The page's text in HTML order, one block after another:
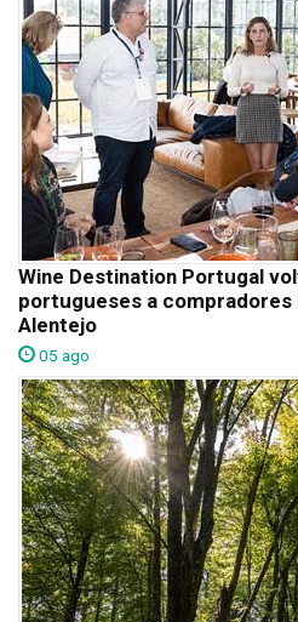
Wine Destination Portugal
portugueses a compradores
Alentejo
05 ago